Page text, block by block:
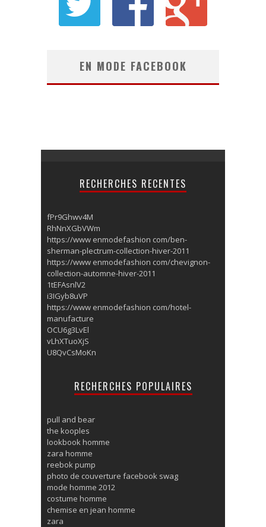
EN MODE FACEBOOK
RECHERCHES RECENTES
fPr9Ghwv4M
RhNnXGbVWm
https://www enmodefashion com/ben-
sherman-plectrum-collection-hiver-2011
https://www enmodefashion com/chevignon-
collection-automne-hiver-2011
1tEFAsnlV2
i3IGyb8uVP
https://www enmodefashion com/hotel-
manufacture
OCU6g3LvEl
vLhXTuoXjS
U8QvCsMoKn
RECHERCHES POPULAIRES
pull and bear
the kooples
lookbook homme
zara homme
reebok pump
photo de couverture facebook swag
mode homme 2012
costume homme
chemise en jean homme
zara